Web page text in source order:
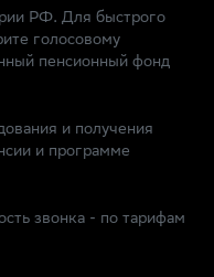
РФ. Для быстрого
голосовому
пенсионный фонд
и получения
и программе
звонка - по тарифам